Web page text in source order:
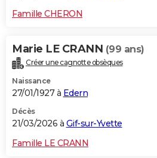
Famille CHERON
Marie LE CRANN (99 ans)
Créer une cagnotte obsèques
Naissance
27/01/1927 à Edern
Décès
21/03/2026 à Gif-sur-Yvette
Famille LE CRANN